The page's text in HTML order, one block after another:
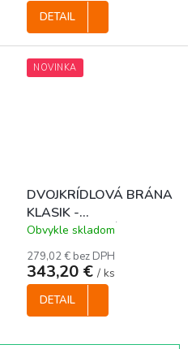
DETAIL
NOVINKA
DVOJKRÍDLOVÁ BRÁNA
KLASIK -
ANTRACITOVÁ, 1250 x
3600 mm
Obvykle skladom
279,02 € bez DPH
343,20 € / ks
DETAIL